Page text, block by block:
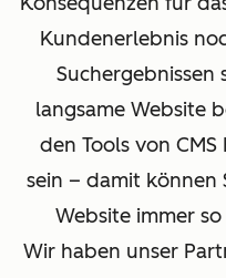
Kundenerlebnis
Suchergebnissen
langsame Website
den Tools von
sein – damit können
Website immer
Wir haben unser